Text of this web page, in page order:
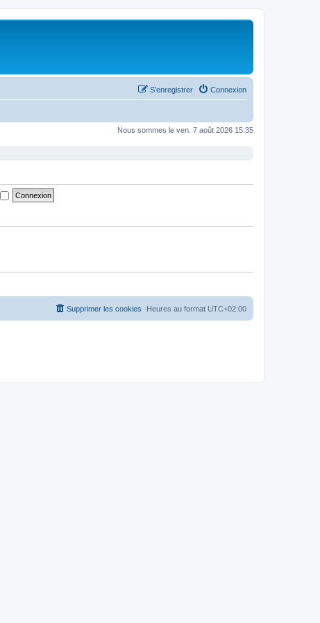
Connexion
S’enregistrer
Nous sommes le ven. 7 août 2026 15:35
Heures au format UTC+02:00
Supprimer les cookies